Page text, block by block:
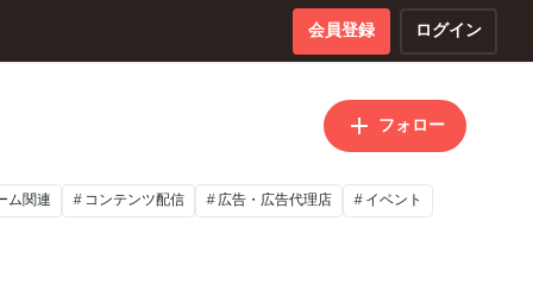
会員登録 ログイン
フォロー
ム関連 コンテンツ配信 広告・広告代理店 イベント